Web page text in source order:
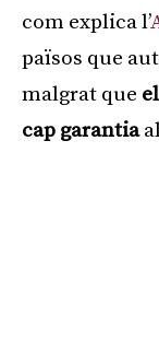
com explica l’
països que
malgrat que
cap garantia